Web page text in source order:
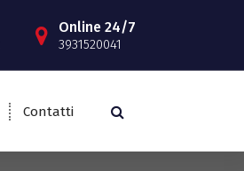
Online 24/7
3931520041
Contatti